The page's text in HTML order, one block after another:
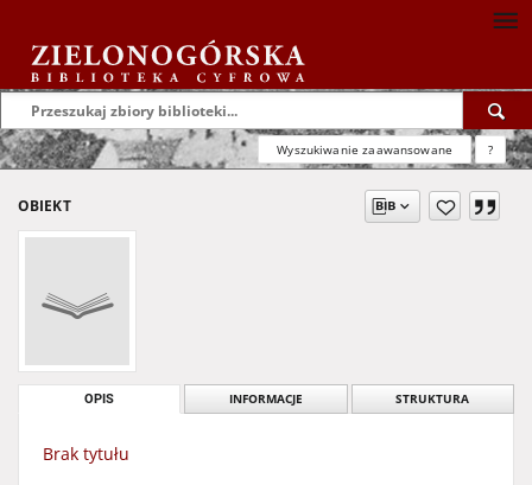
Wyszukiwanie zaawansowane ?
OBIEKT
OPIS INFORMACJE STRUKTURA
Brak tytułu